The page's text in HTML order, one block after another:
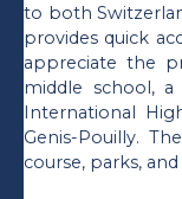
to both
provides quick
appreciate the
middle school,
International
Genis-Pouilly.
course, parks,